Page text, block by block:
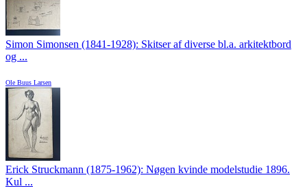
Simon Simonsen (1841-1928): Skitser af diverse bl.a. arkitektbord
og ...
Ole Buus Larsen
Erick Struckmann (1875-1962): Nøgen kvinde modelstudie 1896.
Kul ...